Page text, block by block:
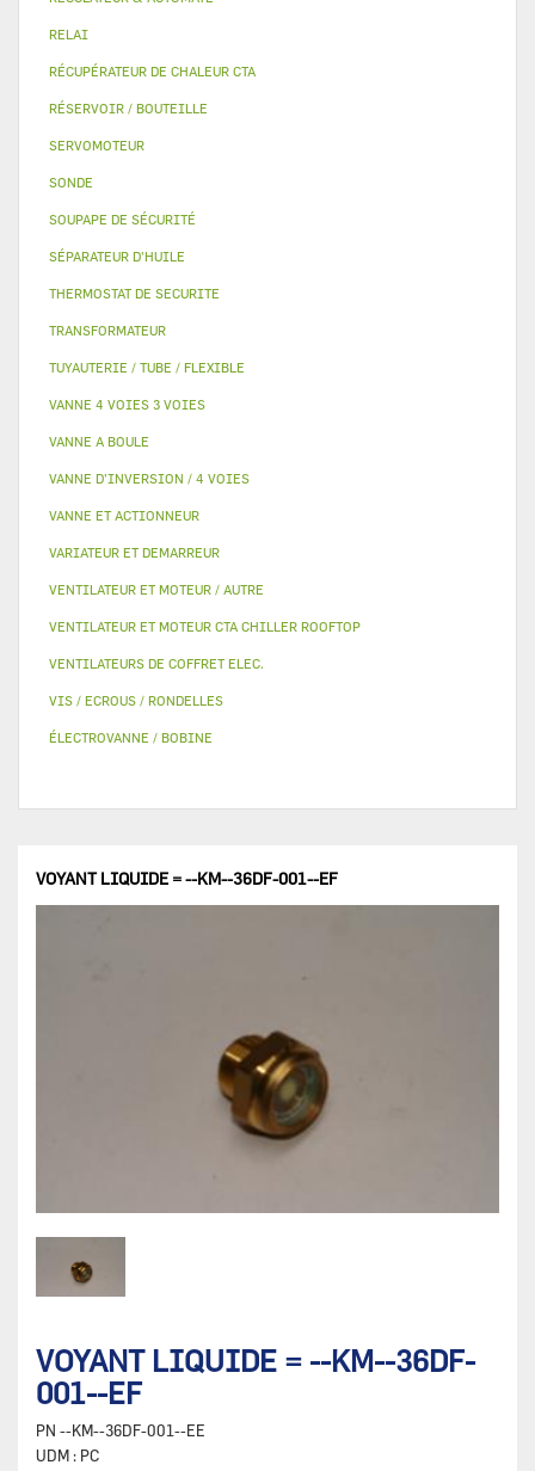
RELAI
RÉCUPÉRATEUR DE CHALEUR CTA
RÉSERVOIR / BOUTEILLE
SERVOMOTEUR
SONDE
SOUPAPE DE SÉCURITÉ
SÉPARATEUR D'HUILE
THERMOSTAT DE SECURITE
TRANSFORMATEUR
TUYAUTERIE / TUBE / FLEXIBLE
VANNE 4 VOIES 3 VOIES
VANNE A BOULE
VANNE D’INVERSION / 4 VOIES
VANNE ET ACTIONNEUR
VARIATEUR ET DEMARREUR
VENTILATEUR ET MOTEUR / AUTRE
VENTILATEUR ET MOTEUR CTA CHILLER ROOFTOP
VENTILATEURS DE COFFRET ELEC.
VIS / ECROUS / RONDELLES
ÉLECTROVANNE / BOBINE
VOYANT LIQUIDE = --KM--36DF-001--EF
VOYANT LIQUIDE = --KM--36DF-
001--EF
PN --KM--36DF-001--EE
UDM : PC